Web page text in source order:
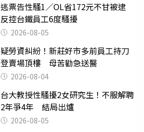
逃票告性騷1／OL省172元不甘被逮
反控台鐵員工6度騷擾
2026-08-05
疑勞資糾紛！新莊好市多前員工持刀
登賣場頂樓 母苦勸急送醫
2026-08-04
台大教授性騷擾2女研究生！不服解聘
2年爭4年 結局出爐
2026-08-05